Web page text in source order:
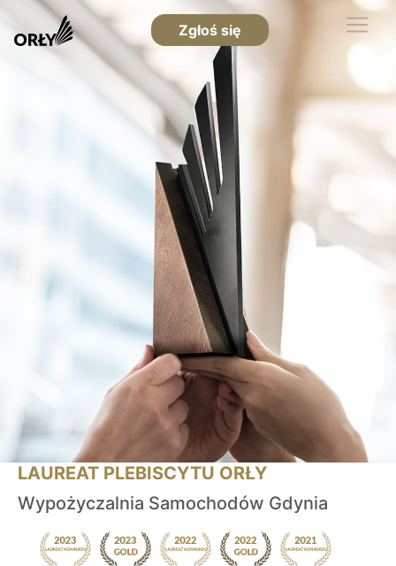
Zgłoś się
LAUREAT PLEBISCYTU ORŁY
Wypożyczalnia Samochodów Gdynia